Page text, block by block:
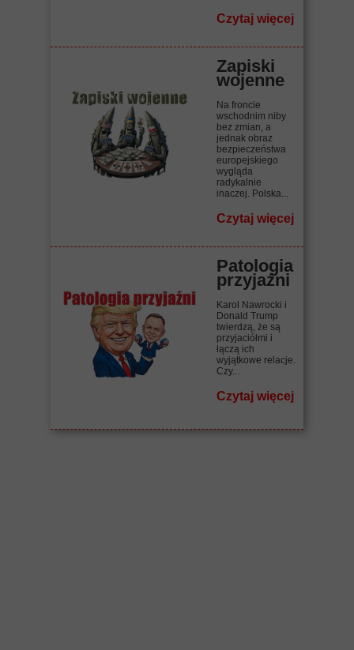
Czytaj więcej
Zapiski
wojenne
Na froncie
wschodnim niby
bez zmian, a
jednak obraz
bezpieczeństwa
europejskiego
wygląda
radykalnie
inaczej. Polska...
Czytaj więcej
Patologia
przyjaźni
Karol Nawrocki i
Donald Trump
twierdzą, że są
przyjaciółmi i
łączą ich
wyjątkowe relacje.
Czy...
Czytaj więcej